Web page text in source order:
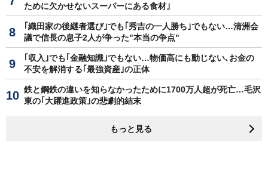
ために欠かせないスーパーにある食材｣
｢織田家の後継者選び｣でも｢秀吉の一人勝ち｣でもない…清洲会
議で信長の息子2人が争った"本当の争点"
｢収入｣でも｢金融知識｣でもない…物価高にも動じない､お金の
不安を解消する｢最強資産｣の正体
鉄と鋼鉄の違いを知らなかったために1700万人超が死亡…毛沢
東の｢大躍進政策｣の悲劇的結末
もっと見る